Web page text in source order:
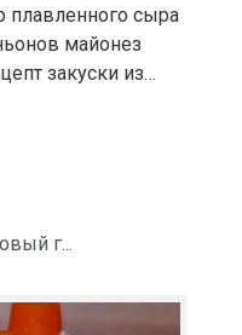
плавленного сыра
майонез
закуски из…
г...